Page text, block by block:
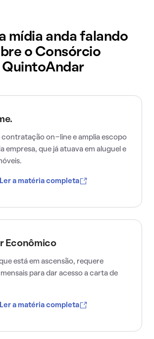
mídia anda falando
o Consórcio
QuintoAndar
contratação on-line e amplia escopo
empresa, que já atuava em aluguel e
Ler a matéria completa
Econômico
está em ascensão, requere
para dar acesso a carta de
Ler a matéria completa